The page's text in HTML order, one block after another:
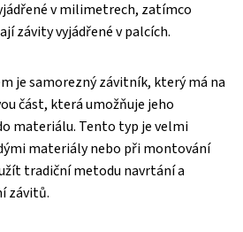
v milimetrech, zatímco
závity vyjádřené v palcích.
je samorezný závitník, který má na
část, která umožňuje jeho
materiálu. Tento typ je velmi
materiály nebo při montování
tradiční metodu navrtání a
závitů.